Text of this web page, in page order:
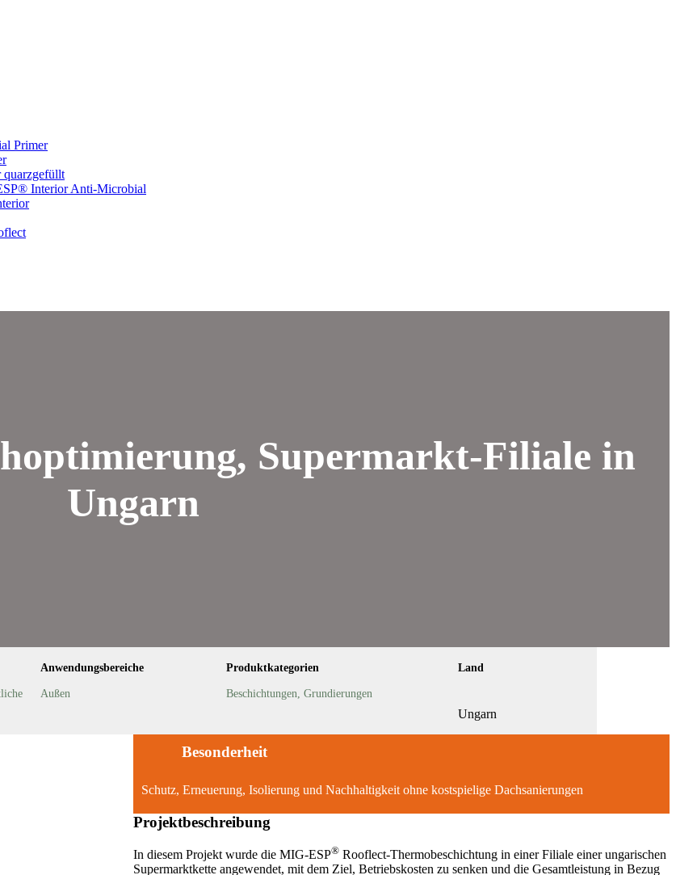
Primer
Interior Anti-Microbial
Supermarkt-Filiale in
Ungarn
Anwendungsbereiche
Außen
Produktkategorien
Beschichtungen Grundierungen
Land
Ungarn
Besonderheit
Schutz, Erneuerung, Isolierung und Nachhaltigkeit ohne kostspielige Dachsanierungen
Projektbeschreibung
In diesem Projekt wurde die MIG-ESP® Rooflect-Thermobeschichtung in einer Filiale einer ungarischen
Supermarktkette angewendet, mit dem Ziel, Betriebskosten zu senken und die Gesamtleistung in Bezug